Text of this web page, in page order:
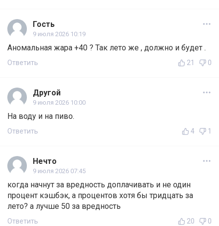
Гость
9 июля 2026 10:19
Аномальная жара +40 ? Так лето же , должно и будет .
Ответить 21 0
Другой
9 июля 2026 10:00
На воду и на пиво.
Ответить 4 1
Нечто
9 июля 2026 07:45
когда начнут за вредность доплачивать и не один
процент кэшбэк, а процентов хотя бы тридцать за
лето? а лучше 50 за вредность
Ответить 20 0